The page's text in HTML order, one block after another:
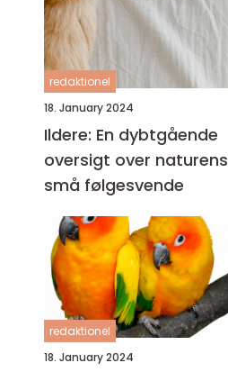
redaktionel
18. January 2024
Ildere: En dybtgående
oversigt over naturens
små følgesvende
redaktionel
18. January 2024